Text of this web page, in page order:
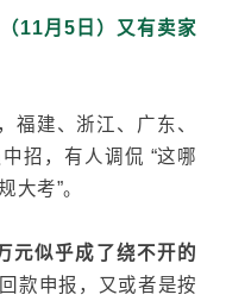
11月5日）又有卖家
福建、浙江、广东、
招，有人调侃 “这哪
大考”。
元似乎成了绕不开的
款申报，又或者是按